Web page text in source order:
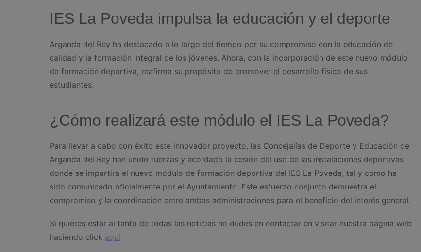
IES La Poveda impulsa la educación y el deporte
Arganda del Rey ha destacado a lo largo del tiempo por su compromiso con la educación de
calidad y la formación integral de los jóvenes. Ahora, con la incorporación de este nuevo módulo
de formación deportiva, reafirma su propósito de promover el desarrollo físico de sus
estudiantes.
¿Cómo realizará este módulo el IES La Poveda?
Para llevar a cabo con éxito este innovador proyecto, las Concejalías de Deporte y Educación de
Arganda del Rey han unido fuerzas y acordado la cesión del uso de las instalaciones deportivas
donde se impartirá el nuevo módulo de formación deportiva del IES La Poveda, tal y como ha
sido comunicado oficialmente por el Ayuntamiento. Este esfuerzo conjunto demuestra el
compromiso y la coordinación entre ambas administraciones para el beneficio del interés general.
Si quieres estar al tanto de todas las noticias no dudes en contactar en visitar nuestra página web
haciendo click aquí